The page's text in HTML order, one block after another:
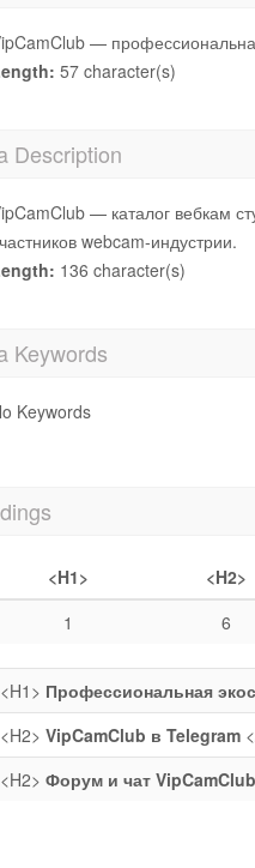
—
57 character(s)
Description
— каталог вебкам
webcam-индустрии.
136 character(s)
Keywords
Keywords
<H1> <H2>
1
6
<H1> Профессиональная
<H2> VipCamClub в Telegram
<H2> Форум и чат VipCamClub